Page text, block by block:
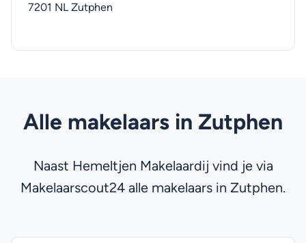
7201 NL Zutphen
Alle makelaars in Zutphen
Naast Hemeltjen Makelaardij vind je via
Makelaarscout24 alle makelaars in Zutphen.